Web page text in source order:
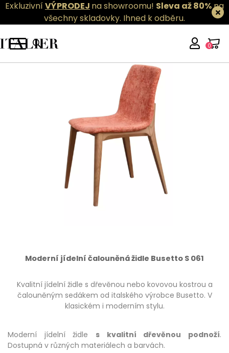
ExkluzivníVÝPRODEJ na showroomu! Sleva až 80%na
všechny skladovky. Ihned k odběru.
0
Moderní jídelní čalouněná židle Busetto S 061
Kvalitní jídelní židle s dřevěnou nebo kovovou kostrou a
čalouněným sedákem od italského výrobce Busetto. V
klasickém i moderním stylu.
Moderní jídelní židle s kvalitní dřevěnou podnoží.
Dostupná v různých materiálech a barvách.